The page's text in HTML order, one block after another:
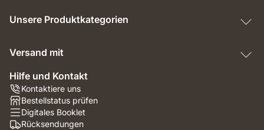
Unsere Produktkategorien
Versand mit
Hilfe und Kontakt
Kontaktiere uns
Bestellstatus prüfen
Digitales Booklet
Rücksendungen